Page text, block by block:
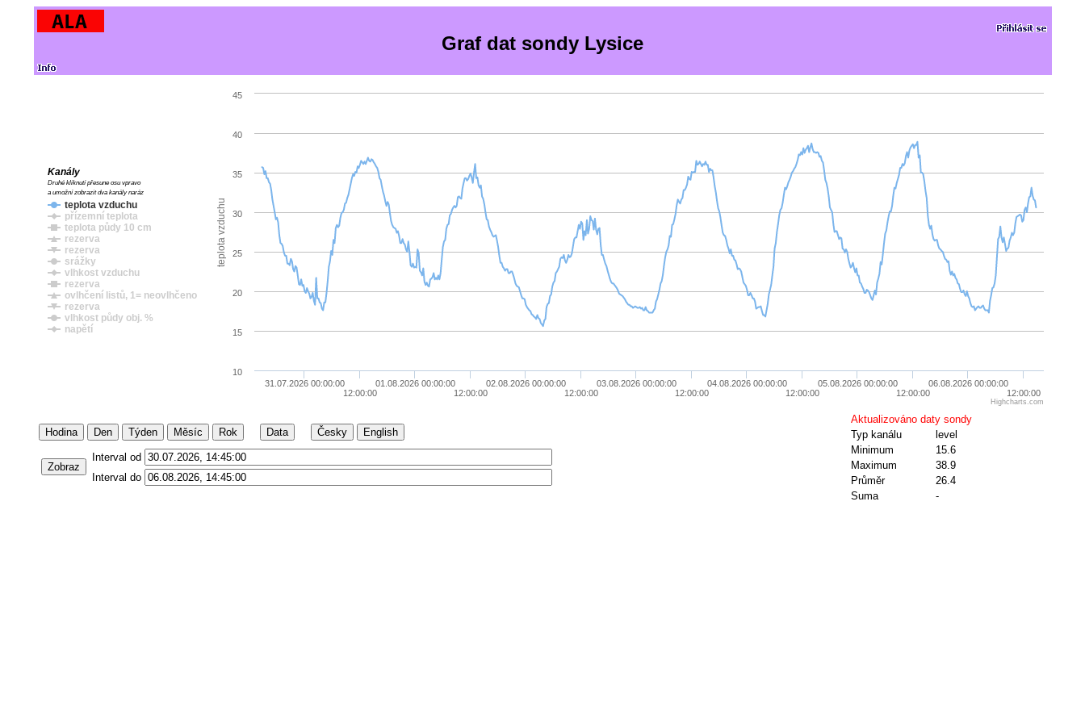
Graf dat sondy Lysice
teplota vzduchu
teplota vzduchu
přízemní teplota
teplota půdy 10 cm
rezerva
rezerva
srážky
vlhkost vzduchu
rezerva
ovlhčení listů, 1= neovlhčeno
rezerva
vlhkost půdy obj. %
napětí
Kanály
Druhé kliknutí přesune osu vpravo
a umožní zobrazit dva kanály naráz
31.07.2026 00:00:00
12:00:00
01.08.2026 00:00:00
12:00:00
02.08.2026 00:00:00
12:00:00
03.08.2026 00:00:00
12:00:00
04.08.2026 00:00:00
12:00:00
05.08.2026 00:00:00
12:00:00
06.08.2026 00:00:00
12:00:00
10
15
20
25
30
35
40
45
Highcharts.com
Hodina Den Týden Měsíc Rok Data Česky English
Zobraz
Interval od
Interval do
Aktualizováno daty sondy
Typ kanálu
level
Minimum
15.6
Maximum
38.9
Průměr
26.4
Suma
-